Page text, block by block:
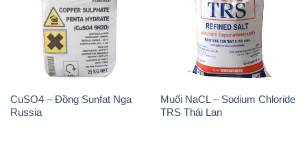
CuSO4 – Đồng Sunfat Nga
Russia
Muối NaCL – Sodium Chloride
TRS Thái Lan